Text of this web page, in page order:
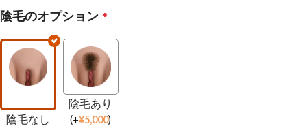
陰毛のオプション *
陰毛なし
陰毛あり
(+¥5,000)